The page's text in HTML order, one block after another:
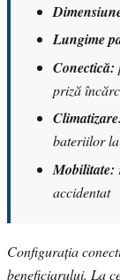
Lungime
Conectică:
priză
bateriilor
Mobilitate:
accidentat
Configurația
beneficiarului. La